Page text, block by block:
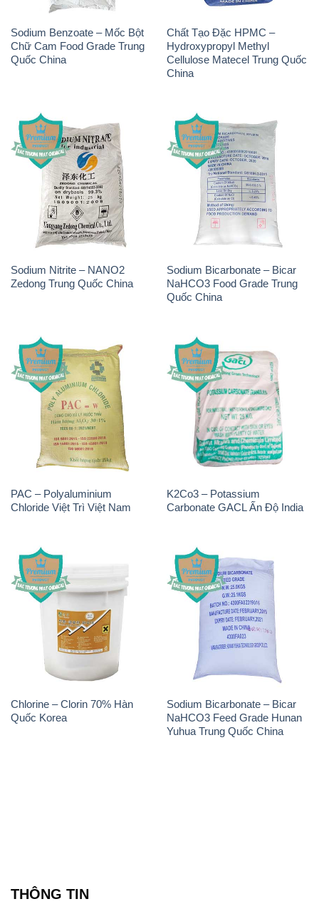
Sodium Benzoate – Mốc Bột
Chữ Cam Food Grade Trung
Quốc China
Chất Tạo Đặc HPMC –
Hydroxypropyl Methyl
Cellulose Matecel Trung Quốc
China
Sodium Nitrite – NANO2
Zedong Trung Quốc China
Sodium Bicarbonate – Bicar
NaHCO3 Food Grade Trung
Quốc China
PAC – Polyaluminium
Chloride Việt Trì Việt Nam
K2Co3 – Potassium
Carbonate GACL Ấn Độ India
Chlorine – Clorin 70% Hàn
Quốc Korea
Sodium Bicarbonate – Bicar
NaHCO3 Feed Grade Hunan
Yuhua Trung Quốc China
THÔNG TIN